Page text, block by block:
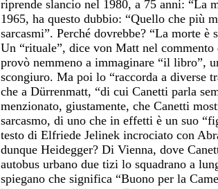
riprende slancio nel 1980, a 75 anni: “La
1965, ha questo dubbio: “Quello che più
sarcasmi”. Perché dovrebbe? “La morte è
Un “rituale”, dice von Matt nel commento
provò nemmeno a immaginare “il libro”,
scongiuro. Ma poi lo “raccorda a diverse
che a Dürrenmatt, “di cui Canetti parla
menzionato, giustamente, che Canetti
sarcasmo, di uno che in effetti è un suo
testo di Elfriede Jelinek incrociato con
dunque Heidegger? Di Vienna, dove
autobus urbano due tizi lo squadrano a
spiegano che significa “Buono per la